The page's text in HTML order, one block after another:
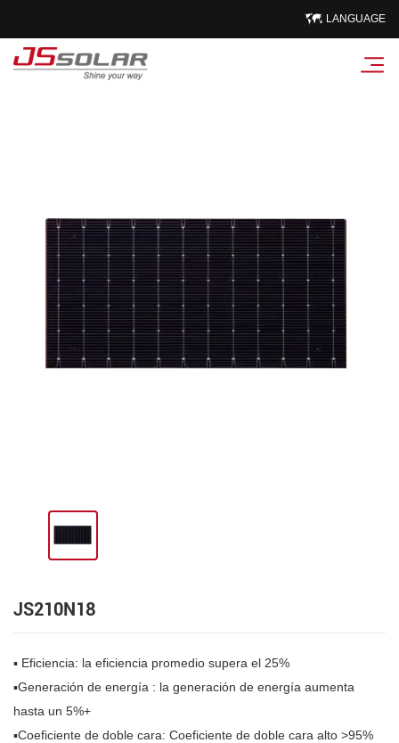
LANGUAGE
JS210N18
▪ Eficiencia: la eficiencia promedio supera el 25%
▪Generación de energía : la generación de energía aumenta
hasta un 5%+
▪Coeficiente de doble cara: Coeficiente de doble cara alto >95%